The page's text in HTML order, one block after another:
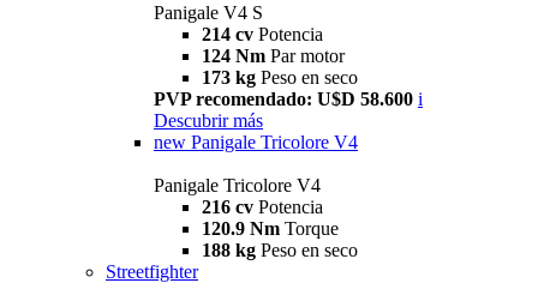
Panigale V4 S
214 cv Potencia
124 Nm Par motor
173 kg Peso en seco
PVP recomendado: U$D 58.600 i
Descubrir más
new Panigale Tricolore V4
Panigale Tricolore V4
216 cv Potencia
120.9 Nm Torque
188 kg Peso en seco
Streetfighter